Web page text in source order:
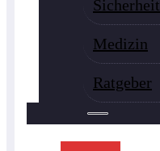
Sicherheit
Medizin
Ratgeber